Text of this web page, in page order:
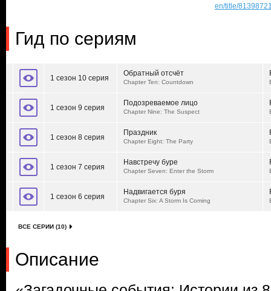
en/title/
Гид по сериям
1 сезон 10 серия
Обратный отсчёт
Chapter Ten: Countdown
1 сезон 9 серия
Подозреваемое лицо
Chapter Nine: The Suspect
1 сезон 8 серия
Праздник
Chapter Eight: The Party
1 сезон 7 серия
Навстречу буре
Chapter Seven: Enter the Storm
1 сезон 6 серия
Надвигается буря
Chapter Six: A Storm Is Coming
ВСЕ СЕРИИ (10)
Описание